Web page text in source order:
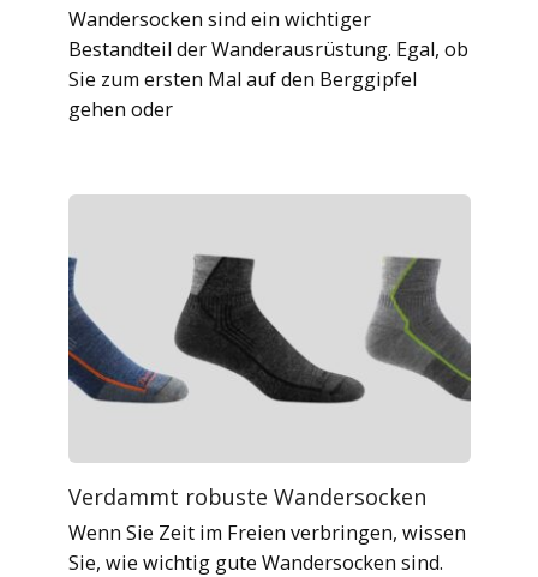
Wandersocken sind ein wichtiger
Bestandteil der Wanderausrüstung. Egal, ob
Sie zum ersten Mal auf den Berggipfel
gehen oder
Verdammt robuste Wandersocken
Wenn Sie Zeit im Freien verbringen, wissen
Sie, wie wichtig gute Wandersocken sind.